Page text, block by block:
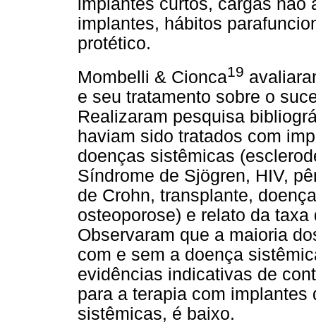
implantes curtos, cargas não
implantes, hábitos
protético.
Mombelli & Cionca19
e seu tratamento sobre o
Realizaram pesquisa
haviam sido tratados com
doenças sistêmicas
Síndrome de Sjögren, HIV,
de Crohn, transplante,
osteoporose) e relato da
Observaram que a maioria
com e sem a doença
evidências indicativas de
para a terapia com
sistêmicas, é baixo.